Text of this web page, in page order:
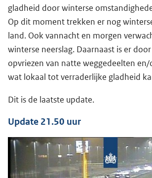
gladheid door winterse
Op dit moment trekken er nog
land. Ook vannacht en morgen
winterse neerslag. Daarnaast is er
opvriezen van natte weggedeelten
wat lokaal tot verraderlijke gladheid
Dit is de laatste update.
Update 21.50 uur